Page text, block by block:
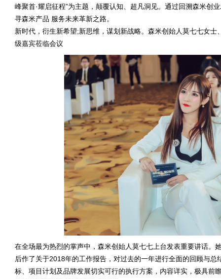
峰聚首·耀启征程”为主题，颠覆认知、超凡洞见。通过回溯森米创
寻森米产品 服务未来革新之路。
新时代，衍生新希望;新思维，谋划新战略。森米创始人莫七七女
级嘉宾莅临会议
在全场最为热烈的掌声中，森米创始人莫七七上台发表重要讲话。
后作了关于2018年的工作报告，对过去的一年进行全面的回顾与
标、项目计划及品牌发展切实可行的执行方案，内容详实，极具前